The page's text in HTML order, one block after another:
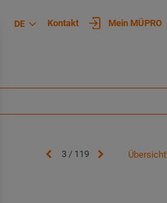
DE Kontakt Mein MÜPRO
3 / 119 Übersicht